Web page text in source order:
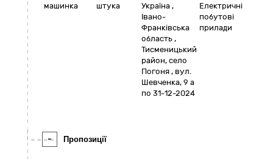
машинка
штука
Україна ,
Івано-
Франківська
область ,
Тисменицький
район, село
Погоня , вул.
Шевченка, 9 а
по 31-12-2024
Електричні
побутові
прилади
- Пропозиції